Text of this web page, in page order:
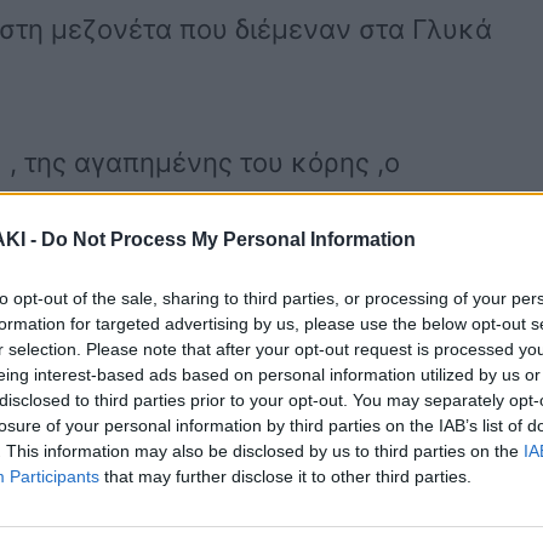
- Do Not Process My Personal Information
opt-out of the sale, sharing to third parties, or processing of your
for targeted advertising by us, please use the below opt-out
selection. Please note that after your opt-out request is processed
interest-based ads based on personal information utilized by us
to third parties prior to your opt-out. You may separately
of your personal information by third parties on the IAB’s list of
This information may also be disclosed by us to third parties on the
Participants that may further disclose it to other third parties.
μεζονέτα που διέμεναν στα Γλυκά
της αγαπημένης του κόρης ,ο
τιμή να τράβαγα εγώ τον μοχλό.»
συμπεριφορά του συζυγοκτόνου
, αλλά και πώς ενισχύθηκαν οι
και ο δολοφόνος του παιδιού του.